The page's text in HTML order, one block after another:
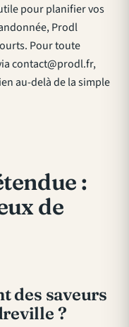
pourplanifier vos
Prodl
Pour toute
contact@prodl.fr,
au-delà de la simple
:
de
des saveurs
?